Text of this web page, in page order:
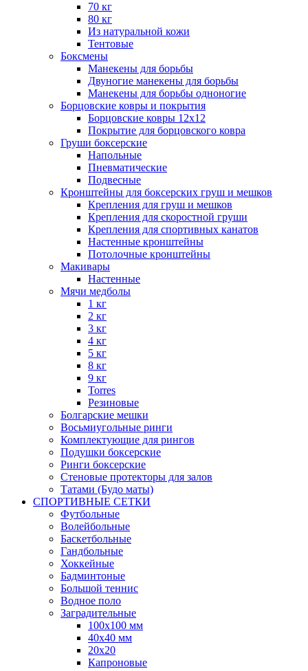
70 кг
80 кг
Из натуральной кожи
Тентовые
Боксмены
Манекены для борьбы
Двуногие манекены для борьбы
Манекены для борьбы одноногие
Борцовские ковры и покрытия
Борцовские ковры 12х12
Покрытие для борцовского ковра
Груши боксерские
Напольные
Пневматические
Подвесные
Кронштейны для боксерских груш и мешков
Крепления для груш и мешков
Крепления для скоростной груши
Крепления для спортивных канатов
Настенные кронштейны
Потолочные кронштейны
Макивары
Настенные
Мячи медболы
1 кг
2 кг
3 кг
4 кг
5 кг
8 кг
9 кг
Torres
Резиновые
Болгарские мешки
Восьмиугольные ринги
Комплектующие для рингов
Подушки боксерские
Ринги боксерские
Стеновые протекторы для залов
Татами (Будо маты)
СПОРТИВНЫЕ СЕТКИ
Футбольные
Волейбольные
Баскетбольные
Гандбольные
Хоккейные
Бадминтоные
Большой теннис
Водное поло
Заградительные
100х100 мм
40х40 мм
20х20
Капроновые